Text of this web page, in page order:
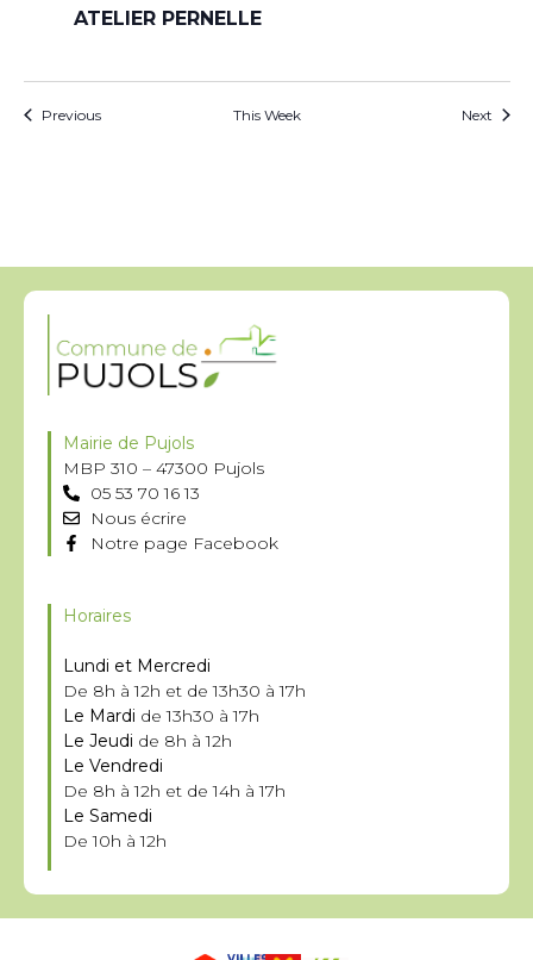
ATELIER PERNELLE
Previous This Week Next
Mairie de Pujols
MBP 310 – 47300 Pujols
05 53 70 16 13
Nous écrire
Notre page Facebook
Horaires
Lundi et Mercredi
De 8h à 12h et de 13h30 à 17h
Le Mardi de 13h30 à 17h
Le Jeudi de 8h à 12h
Le Vendredi
De 8h à 12h et de 14h à 17h
Le Samedi
De 10h à 12h